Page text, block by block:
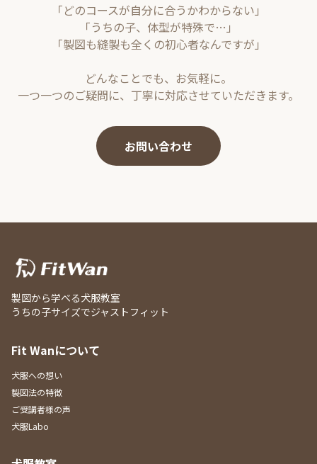
「どのコースが自分に合うかわからない」
「うちの子、体型が特殊で…」
「製図も縫製も全くの初心者なんですが」
どんなことでも、お気軽に。
一つ一つのご疑問に、丁寧に対応させていただきます。
お問い合わせ
製図から学べる犬服教室
うちの子サイズでジャストフィット
Fit Wanについて
犬服への想い
製図法の特徴
ご受講者様の声
犬服Labo